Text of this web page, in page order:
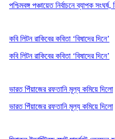
পশ্চিমবঙ্গ পঞ্চায়েত নির্বাচনে ব্যাপক
কবি লিটন রাকিবের কবিতা ‘বিষাদের দিনে’
কবি লিটন রাকিবের কবিতা ‘বিষাদের দিনে’
ভারত পিঁয়াজের রফতানি মূল্য কমিয়ে দিলো
ভারত পিঁয়াজের রফতানি মূল্য কমিয়ে দিলো